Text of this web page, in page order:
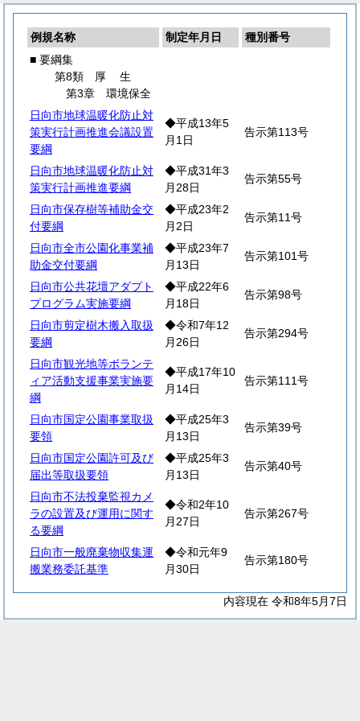
例規名称 制定年月日
種別番号
■ 要綱集
第8類 厚生
第3章 環境保全
日向市地球温暖化防止対
策実行計画推進会議設置
要綱
◆平成13年5
月1日
告示第113号
日向市地球温暖化防止対
策実行計画推進要綱
◆平成31年3
月28日
告示第55号
日向市保存樹等補助金交
付要綱
◆平成23年2
月2日
告示第11号
日向市全市公園化事業補
助金交付要綱
◆平成23年7
月13日
告示第101号
日向市公共花壇アダプト
プログラム実施要綱
◆平成22年6
月18日
告示第98号
日向市剪定樹木搬入取扱
要綱
◆令和7年12
月26日
告示第294号
日向市観光地等ボランテ
ィア活動支援事業実施要
綱
◆平成17年10
月14日
告示第111号
日向市国定公園事業取扱
要領
◆平成25年3
月13日
告示第39号
日向市国定公園許可及び
届出等取扱要領
◆平成25年3
月13日
告示第40号
日向市不法投棄監視カメ
ラの設置及び運用に関す
る要綱
◆令和2年10
月27日
告示第267号
日向市一般廃棄物収集運
搬業務委託基準
◆令和元年9
月30日
告示第180号
内容現在 令和8年5月7日